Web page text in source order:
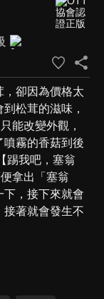
，卻因為價格太
松茸的滋味，
能改變外觀，
噴霧的香菇到後
踢我吧，塞翁
拿出「塞翁
下，接下來就會
接著就會發生不